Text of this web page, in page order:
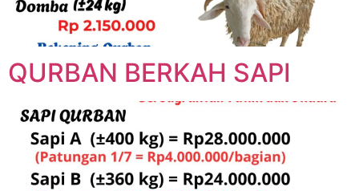
QURBAN BERKAH SAPI